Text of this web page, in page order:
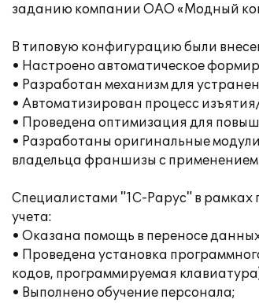
заданию компании ОАО «Модный
В типовую конфигурацию были
• Настроено автоматическое
• Разработан механизм для
• Автоматизирован процесс
• Проведена оптимизация для
• Разработаны оригинальные
владельца франшизы с применением
Специалистами "1С-Рарус" в рамках
учета:
• Оказана помощь в переносе
• Проведена установка
кодов, программируемая
• Выполнено обучение персонала;